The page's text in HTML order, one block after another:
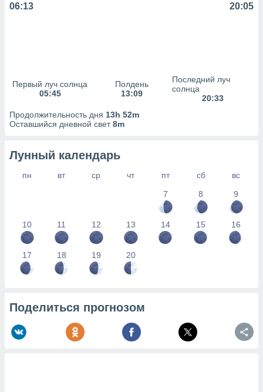
06:13 20:05
Первый луч солнца
05:45
Полдень
13:09
Последний луч
солнца
20:33
Продолжительность дня 13h 52m
Оставшийся дневной свет8m
Лунный календарь
пн вт ср чт пт сб
вс
7
8 9
10 11 12 13 14 15 16
17 18 19 20
Поделиться прогнозом